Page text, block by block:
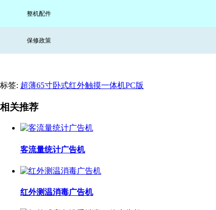
整机配件
保修政策
标签: 超薄65寸卧式红外触摸一体机PC版
相关推荐
客流量统计广告机
红外测温消毒广告机